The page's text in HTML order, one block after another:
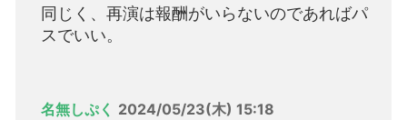
同じく、再演は報酬がいらないのであればパ
スでいい。
名無しぷく 2024/05/23(木) 15:18